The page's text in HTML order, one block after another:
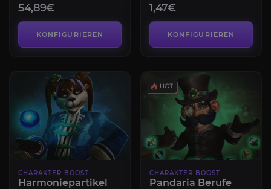
54,89€
KONFIGURIEREN
1,47€
KONFIGURIEREN
CHARAKTER BOOST
Harmoniepartikel
CHARAKTER BOOST
Pandaria Berufe